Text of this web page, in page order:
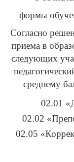
формы
Согласно
приема в
следующих
среднему
02.01
02.02
02.05